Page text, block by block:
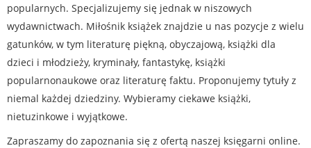
popularnych. Specjalizujemy się jednak w niszowych
wydawnictwach. Miłośnik książek znajdzie u nas pozycje z wielu
gatunków, w tym literaturę piękną, obyczajową, książki dla
dzieci i młodzieży, kryminały, fantastykę, książki
popularnonaukowe oraz literaturę faktu. Proponujemy tytuły z
niemal każdej dziedziny. Wybieramy ciekawe książki,
nietuzinkowe i wyjątkowe.
Zapraszamy do zapoznania się z ofertą naszej księgarni online.